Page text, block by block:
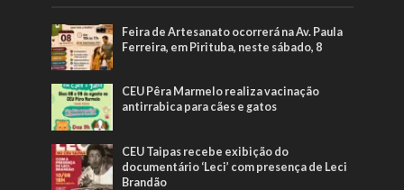
Feira de Artesanato ocorrerá na Av. Paula
Ferreira, em Pirituba, neste sábado, 8
CEU Pêra Marmelo realiza vacinação
antirrabica para cães e gatos
CEU Taipas recebe exibição do
documentário ‘Leci’ com presença de Leci
Brandão